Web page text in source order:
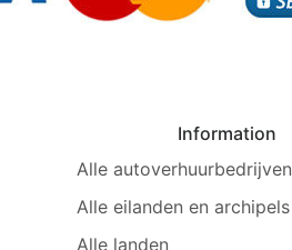
Information
Alle autoverhuurbedrijven
Alle eilanden en archipels
Alle landen